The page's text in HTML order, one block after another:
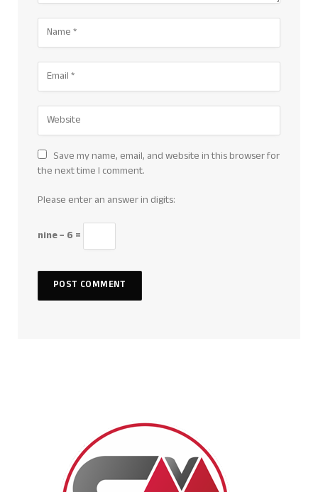
Save my name, email, and website in this browser for
the next time I comment.
Please enter an answer in digits:
nine − 6 =